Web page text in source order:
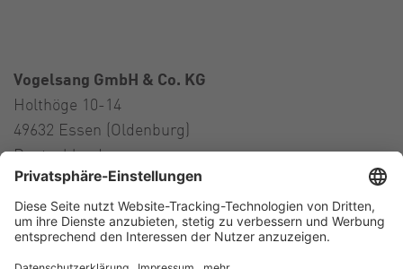
Vogelsang GmbH & Co. KG
Holthöge 10-14
49632 Essen (Oldenburg)
Deutschland
Kontakt
Tel.:+49 5434 83 0